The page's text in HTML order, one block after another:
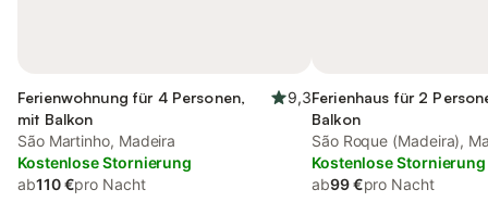
Ferienwohnung für 4 Personen,
mit Balkon
9,3
São Martinho, Madeira
Kostenlose Stornierung
ab110 €pro Nacht
Ferienhaus für 2
Balkon
São Roque (Madeira),
Kostenlose Stornierung
ab99 €pro Nacht